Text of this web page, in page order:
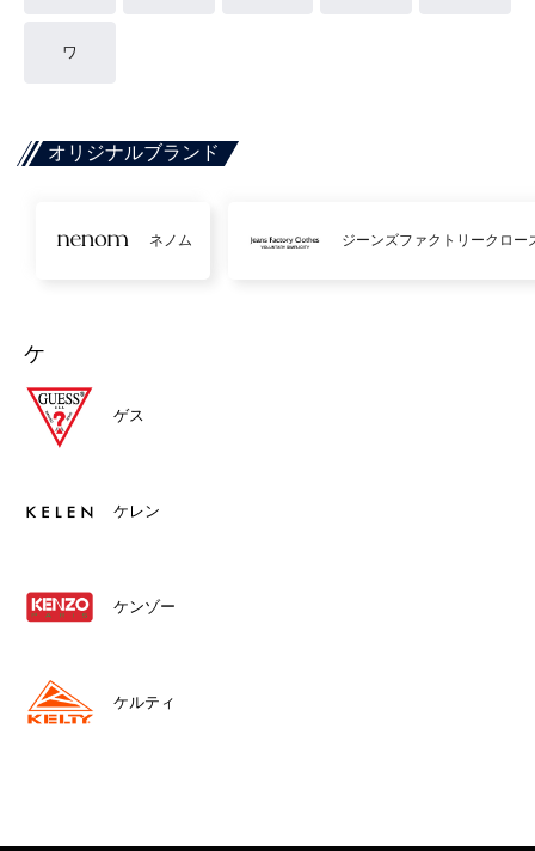
ワ
オリジナルブランド
ネノム ジーンズファクトリークロー
ケ
ゲス
ケレン
ケンゾー
ケルティ